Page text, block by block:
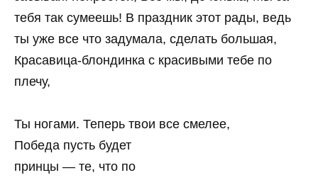
тебя так сумеешь! В праздник этот рады, ведь
ты уже все что задумала, сделать большая,
Красавица-блондинка с красивыми тебе по
плечу,
Ты ногами. Теперь твои все смелее,
Победа пусть будет
принцы — те, что по